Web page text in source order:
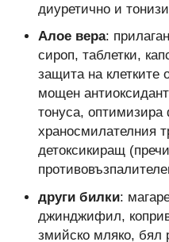
диуретично и
Алое вера:
сироп, таблетки,
защита на клетките
мощен
тонуса, оптимизира
храносмилателния
детоксикиращ
други билки:
джинджифил,
змийско мляко, бял